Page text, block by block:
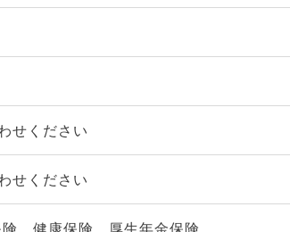
せください
せください
、健康保険、厚生年金保険